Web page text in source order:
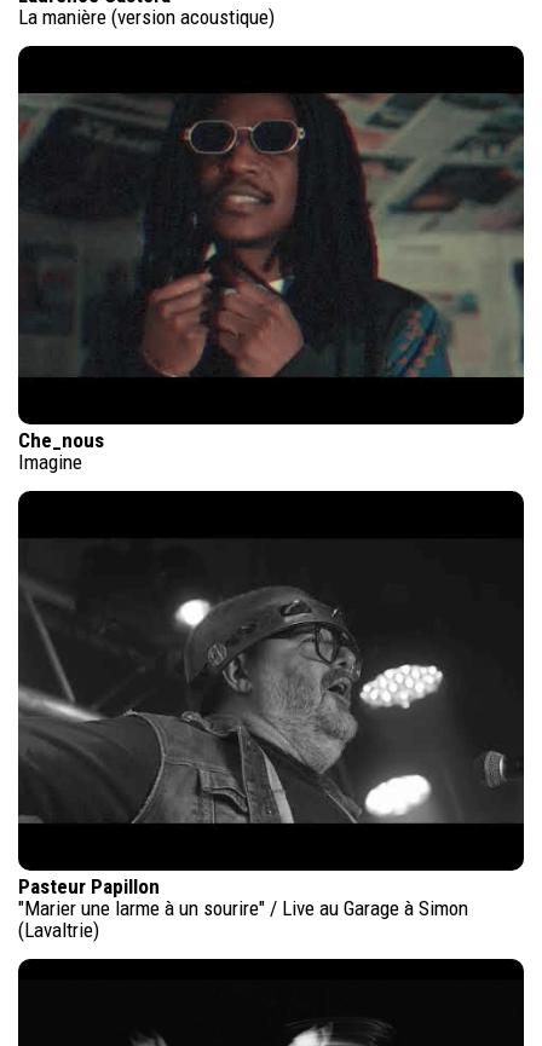
La manière (version acoustique)
Che_nous
Imagine
Pasteur Papillon
"Marier une larme à un sourire" / Live au Garage à Simon
(Lavaltrie)